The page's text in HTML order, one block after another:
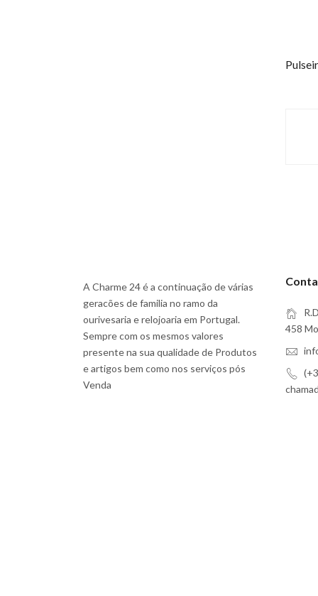
A Charme 24 é a continuação de várias
geracões de familia no ramo da
ourivesaria e relojoaria em Portugal.
Sempre com os mesmos valores
presente na sua qualidade de Produtos
e artigos bem como nos serviços pós
Venda
458